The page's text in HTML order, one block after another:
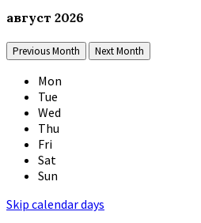
август 2026
Previous Month Next Month
Mon
Tue
Wed
Thu
Fri
Sat
Sun
Skip calendar days